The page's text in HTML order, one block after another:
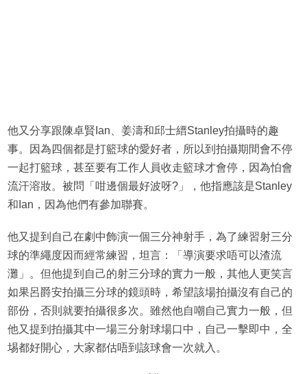
他又分享跟陳卓賢Ian、姜濤和邱士縉Stanley拍攝時的趣
事。因為四個都是打籃球的愛好者，所以到拍攝期間會不停
一起打籃球，甚至要有工作人員收走籃球才會停，因為怕會
流汗溶妝。被問「咁邊個最好波呀?」，他指應該是Stanley
和Ian，因為他們有參加聯賽。
他又提到自己在劇中飾演一個三分神射手，為了練習射三分
球的準繩度因而經常練習，坦言：「導演要求唔可以渣流
灘」。但他提到自己的射三分球的實力一般，其他人更笑言
如果呂爵安拍攝三分球的鏡頭時，希望該場拍攝沒有自己的
部份，否則就要拍攝很多次。雖然他自嘲自己實力一般，但
他又提到拍攝其中一場三分射球場口中，自己一擊即中，全
埸都好開心，大家都估唔到該球會一次就入。